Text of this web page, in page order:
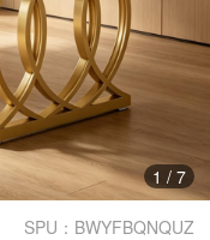
1 / 7
SPU：BWYFBQNQUZ